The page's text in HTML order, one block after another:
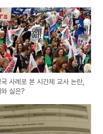
국 사례로 본 시간제 교사 논란,
실은?